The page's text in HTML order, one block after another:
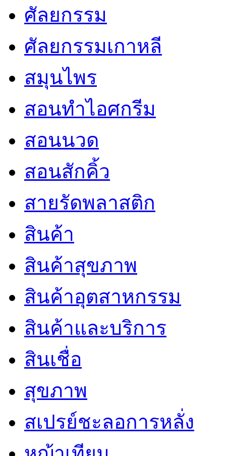
ศัลยกรรม
ศัลยกรรมเกาหลี
สมุนไพร
สอนทำไอศกรีม
สอนนวด
สอนสักคิ้ว
สายรัดพลาสติก
สินค้า
สินค้าสุขภาพ
สินค้าอุตสาหกรรม
สินค้าและบริการ
สินเชื่อ
สุขภาพ
สเปรย์ชะลอการหลั่ง